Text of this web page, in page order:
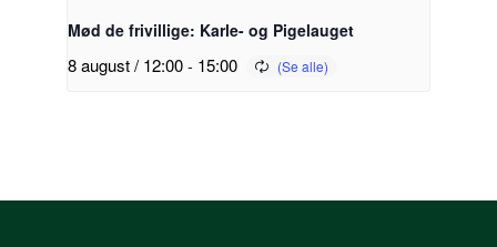
Mød de frivillige: Karle- og Pigelauget
8 august / 12:00- 15:00